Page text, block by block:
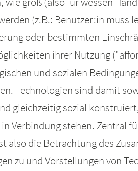
(z.B.: Benutzer:in muss
oder bestimmten
ihrer Nutzung
und sozialen
Technologien sind damit
gleichzeitig sozial
Verbindung stehen. Zentral
also die Betrachtung des
zu und Vorstellungen von